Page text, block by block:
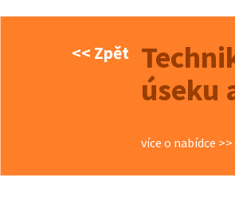
<< Zpět
úseku
více o nabídce >>